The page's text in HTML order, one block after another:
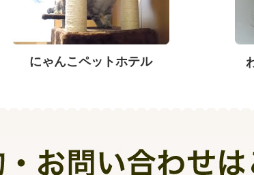
にゃんこペットホテル